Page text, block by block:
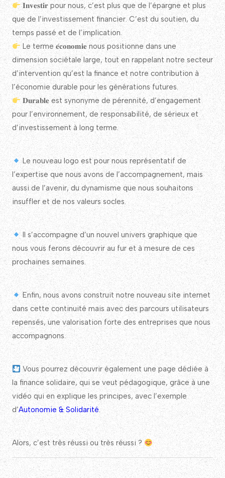
𝐈𝐧𝐯𝐞𝐬𝐭𝐢𝐫 pour nous, c’est plus que de l’épargne et plus
que de l’investissement financier. C’est du soutien, du
temps passé et de l’implication.
Le terme 𝐞́𝐜𝐨𝐧𝐨𝐦𝐢𝐞 nous positionne dans une
dimension sociétale large, tout en rappelant notre secteur
d’intervention qu’est la finance et notre contribution à
l’économie durable pour les générations futures.
𝐃𝐮𝐫𝐚𝐛𝐥𝐞 est synonyme de pérennité, d’engagement
pour l’environnement, de responsabilité, de sérieux et
d’investissement à long terme.
Le nouveau logo est pour nous représentatif de
l’expertise que nous avons de l’accompagnement, mais
aussi de l’avenir, du dynamisme que nous souhaitons
insuffler et de nos valeurs socles.
Il s’accompagne d’un nouvel univers graphique que
nous vous ferons découvrir au fur et à mesure de ces
prochaines semaines.
Enfin, nous avons construit notre nouveau site internet
dans cette continuité mais avec des parcours utilisateurs
repensés, une valorisation forte des entreprises que nous
accompagnons.
Vous pourrez découvrir également une page dédiée à
la finance solidaire, qui se veut pédagogique, grâce à une
vidéo qui en explique les principes, avec l’exemple
d’Autonomie & Solidarité.
Alors, c’est très réussi ou très réussi ?